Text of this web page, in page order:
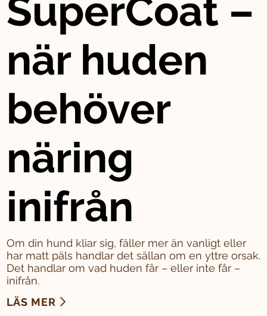
SuperCoat –
när huden
behöver
näring
inifrån
Om din hund kliar sig, fäller mer än vanligt eller
har matt päls handlar det sällan om en yttre orsak.
Det handlar om vad huden får – eller inte får –
inifrån.
LÄS MER